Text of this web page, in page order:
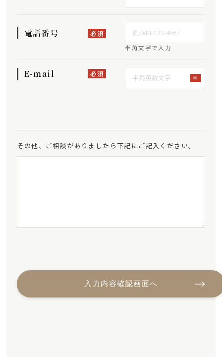
電話番号 必須
半角文字で入力
E-mail 必須 ✉
その他、ご相談がありましたら下記にご記入ください。